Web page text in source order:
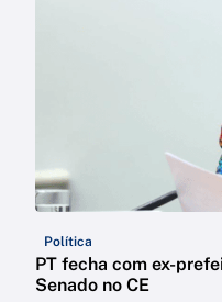
Política
PT fecha com ex-
Senado no CE